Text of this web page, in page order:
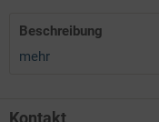
Beschreibung
mehr
Kontakt